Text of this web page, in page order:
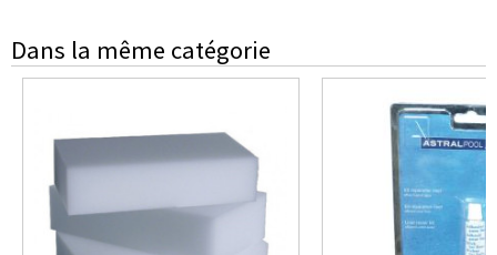
Dans la même catégorie